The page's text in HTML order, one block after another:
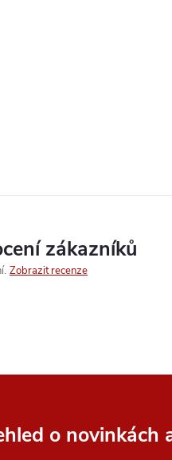
zákazníků
Zobrazit recenze
o novinkách